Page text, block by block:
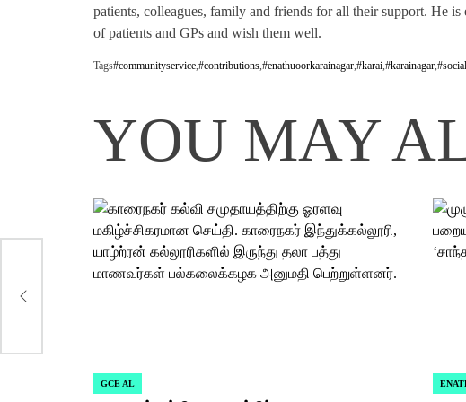
patients, colleagues, family and friends for all their support. He
of patients and GPs and wish them well.
Tags#communityservice,#contributions,#enathuoorkarainagar,#karai,#karainagar,
YOU MAY
POSTED
GCE AL